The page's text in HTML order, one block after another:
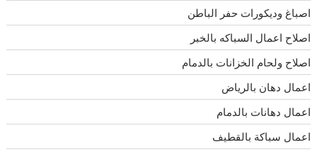
اصباغ وديكورات حفر الباطن
اصلاح اعمال السباكه بالخبر
اصلاح ولحام الخزانات بالدمام
اعمال دهان بالرياض
اعمال دهانات بالدمام
اعمال سباكة بالقطيف